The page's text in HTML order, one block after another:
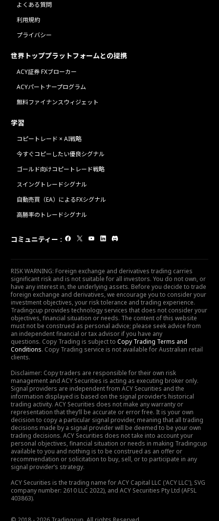
よくある質問
利用規約
プライバシー
世界トッププラットフォームとの提携
ACY証券 FXブローカー
ACYパートナープログラム
無料ファイナンスウィジェット
学習
コピートレード × AI戦略
今すぐコピーしたい優良シグナル
ゴールド向けコピートレード戦略
スイングトレードシグナル
自動売買（EA）によるFXシグナル
高勝率のトレードシグナル
コミュニティー :
RISK WARNING: Foreign exchange and derivatives trading carries
significant risk and is not suitable for all investors. You do not own, or
have any interest in, the underlying assets. Before you decide to trade
foreign exchange and derivatives, we encourage you to consider your
investment objectives, your risk tolerance and trading experience.
Tradingcup provides technology services that does not consider your
objectives, financial situation or needs. The content of this website
must not be construed as personal advice; please seek advice from
an independent financial or tax advisor if you have any
questions. Copy Trading is subject to Copy Trading Terms and
Conditions. Copy Trading service is not available for Australian retail
clients.
Disclaimer: Copy traders are responsible for their own risk
management and ACY Securities is acting as executing broker only.
Signal providers are independent from ACY Securities and the
information displayed is based on the signal provider’s historical
trading activity. ACY Securities does not make any warranty or
representation that they’ll be accurate or error free. It is your own
decision to copy a particular signal provider, meaning that all trading
decisions made by a signal provider will be deemed to be your own
trading decisions. ACY Securities does not take into account your
personal objectives, financial situation or needs in making Tradingcup
available to you and nothing is to be construed as an offer or
recommendation or solicitation to buy, sell, or to participate in any
signal provider’s strategy.
ACY Securities is the trading name for ACY Capital LLC ('ACY LLC'), SVG
company number: 2610 LLC 2022), and ACY Securities Pty Ltd (AFSL
403863).